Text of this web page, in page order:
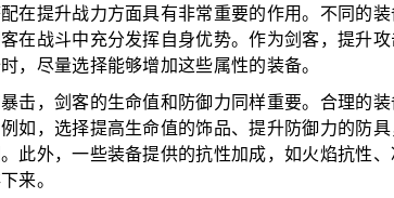
在提升战力方面具有非常重要的作用。不同的
在战斗中充分发挥自身优势。作为剑客，提升
，尽量选择能够增加这些属性的装备。
击，剑客的生命值和防御力同样重要。合理的
如，选择提高生命值的饰品、提升防御力的防
此外，一些装备提供的抗性加成，如火焰抗性
来。